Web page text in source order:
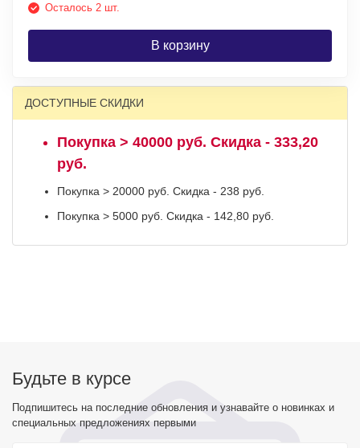
Осталось 2 шт.
В корзину
ДОСТУПНЫЕ СКИДКИ
Покупка > 40000 руб. Скидка - 333,20
руб.
Покупка > 20000 руб. Скидка - 238 руб.
Покупка > 5000 руб. Скидка - 142,80 руб.
Будьте в курсе
Подпишитесь на последние обновления и узнавайте о новинках и
специальных предложениях первыми